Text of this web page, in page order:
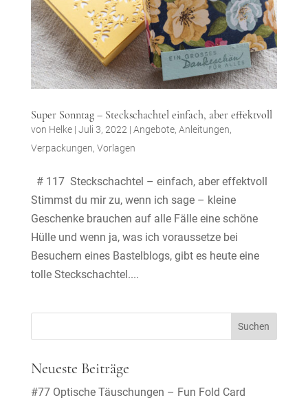
Super Sonntag – Steckschachtel einfach, aber effektvoll
von Helke| Juli 3, 2022| Angebote, Anleitungen,
Verpackungen, Vorlagen
# 117 Steckschachtel – einfach, aber effektvoll
Stimmst du mir zu, wenn ich sage – kleine
Geschenke brauchen auf alle Fälle eine schöne
Hülle und wenn ja, was ich voraussetze bei
Besuchern eines Bastelblogs, gibt es heute eine
tolle Steckschachtel....
Neueste Beiträge
#77 Optische Täuschungen – Fun Fold Card